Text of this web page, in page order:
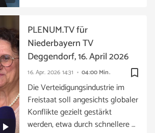
bookmark_border
16. Apr. 2026 14:31 04:00 Min.
PLENUM.TV für
Niederbayern TV
Deggendorf, 16. April 2026
Die Verteidigungsindustrie im
Freistaat soll angesichts globaler
Konflikte gezielt gestärkt
werden, etwa durch schnellere …